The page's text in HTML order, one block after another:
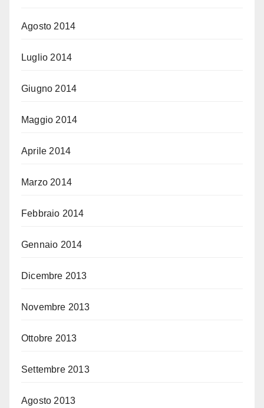
Agosto 2014
Luglio 2014
Giugno 2014
Maggio 2014
Aprile 2014
Marzo 2014
Febbraio 2014
Gennaio 2014
Dicembre 2013
Novembre 2013
Ottobre 2013
Settembre 2013
Agosto 2013